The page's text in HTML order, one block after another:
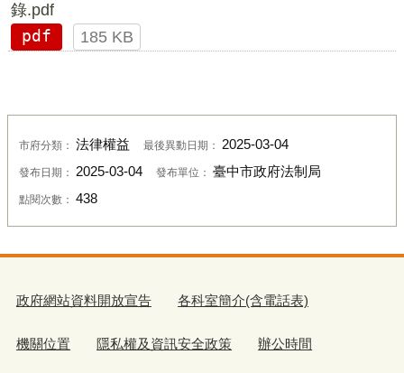
錄.pdf
pdf
185 KB
市府分類： 法律權益 最後異動日期： 2025-03-04
發布日期： 2025-03-04 發布單位： 臺中市政府法制局
點閱次數： 438
政府網站資料開放宣告 各科室簡介(含電話表)
機關位置 隱私權及資訊安全政策 辦公時間